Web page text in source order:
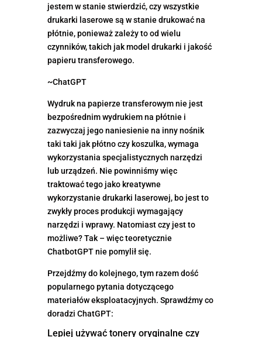
jestem w stanie stwierdzić, czy wszystkie
drukarki laserowe są w stanie drukować na
płótnie, ponieważ zależy to od wielu
czynników, takich jak model drukarki i jakość
papieru transferowego.
~ChatGPT
Wydruk na papierze transferowym nie jest
bezpośrednim wydrukiem na płótnie i
zazwyczaj jego naniesienie na inny nośnik
taki taki jak płótno czy koszulka, wymaga
wykorzystania specjalistycznych narzędzi
lub urządzeń. Nie powinniśmy więc
traktować tego jako kreatywne
wykorzystanie drukarki laserowej, bo jest to
zwykły proces produkcji wymagający
narzędzi i wprawy. Natomiast czy jest to
możliwe? Tak – więc teoretycznie
ChatbotGPT nie pomylił się.
Przejdźmy do kolejnego, tym razem dość
popularnego pytania dotyczącego
materiałów eksploatacyjnych. Sprawdźmy co
doradzi ChatGPT:
Lepiej używać tonery oryginalne czy